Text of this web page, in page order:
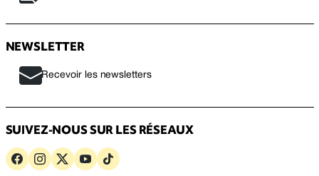
NEWSLETTER
Recevoir les newsletters
SUIVEZ-NOUS SUR LES RÉSEAUX